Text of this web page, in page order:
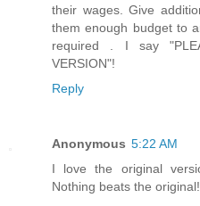
their wages. Give
them enough budget to
required . I say
VERSION"!
Reply
Anonymous 5:22 AM
I love the original
Nothing beats the original!